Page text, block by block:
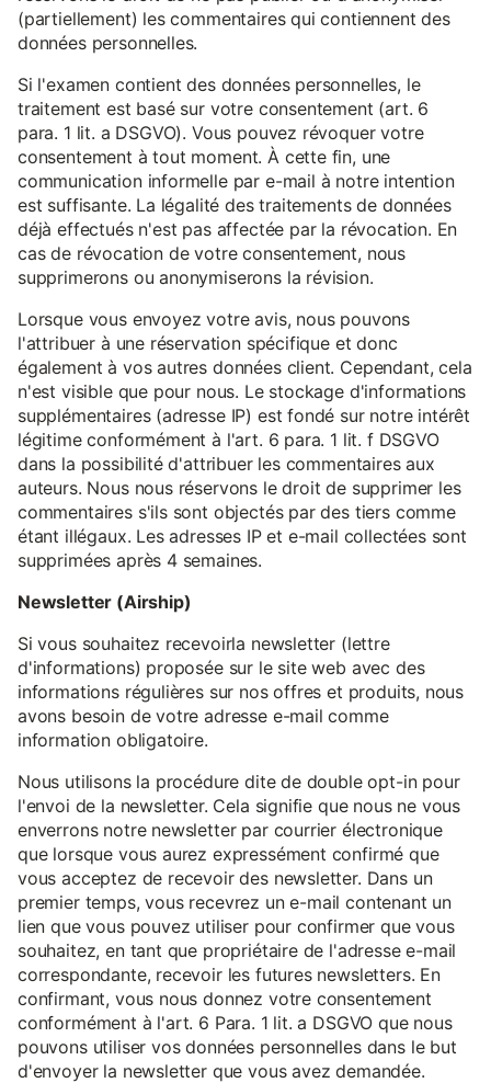
(partiellement) les commentaires qui contiennent des
données personnelles.
Si l'examen contient des données personnelles, le
traitement est basé sur votre consentement (art. 6
para. 1 lit. a DSGVO). Vous pouvez révoquer votre
consentement à tout moment. À cette fin, une
communication informelle par e-mail à notre intention
est suffisante. La légalité des traitements de données
déjà effectués n'est pas affectée par la révocation. En
cas de révocation de votre consentement, nous
supprimerons ou anonymiserons la révision.
Lorsque vous envoyez votre avis, nous pouvons
l'attribuer à une réservation spécifique et donc
également à vos autres données client. Cependant, cela
n'est visible que pour nous. Le stockage d'informations
supplémentaires (adresse IP) est fondé sur notre intérêt
légitime conformément à l'art. 6 para. 1 lit. f DSGVO
dans la possibilité d'attribuer les commentaires aux
auteurs. Nous nous réservons le droit de supprimer les
commentaires s'ils sont objectés par des tiers comme
étant illégaux. Les adresses IP et e-mail collectées sont
supprimées après 4 semaines.
Newsletter (Airship)
Si vous souhaitez recevoirla newsletter (lettre
d'informations) proposée sur le site web avec des
informations régulières sur nos offres et produits, nous
avons besoin de votre adresse e-mail comme
information obligatoire.
Nous utilisons la procédure dite de double opt-in pour
l'envoi de la newsletter. Cela signifie que nous ne vous
enverrons notre newsletter par courrier électronique
que lorsque vous aurez expressément confirmé que
vous acceptez de recevoir des newsletter. Dans un
premier temps, vous recevrez un e-mail contenant un
lien que vous pouvez utiliser pour confirmer que vous
souhaitez, en tant que propriétaire de l'adresse e-mail
correspondante, recevoir les futures newsletters. En
confirmant, vous nous donnez votre consentement
conformément à l'art. 6 Para. 1 lit. a DSGVO que nous
pouvons utiliser vos données personnelles dans le but
d'envoyer la newsletter que vous avez demandée.